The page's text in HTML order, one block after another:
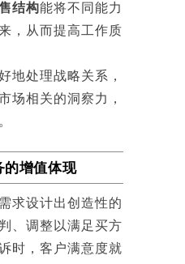
结构能将不同能力
，从而提高工作质
地处理战略关系，
场相关的洞察力，
的增值体现
求设计出创造性的
、调整以满足买方
时，客户满意度就